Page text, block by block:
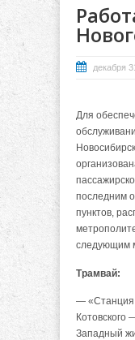
декабря
Для
последним
пунктов,
следующим
Трамвай:
— «Станция
Западный